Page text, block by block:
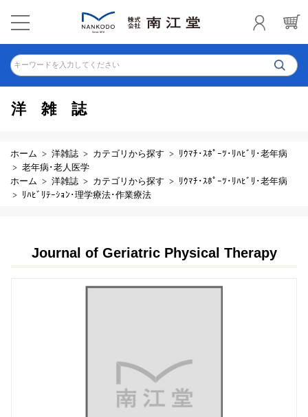
キーワードを入力してください
洋雑誌
ホーム 洋雑誌 カテゴリから探す
ﾘｳﾏﾁ･ｽﾎﾟｰﾂ･ﾘﾊﾋﾞﾘ･老年病
老年病･老人医学
ホーム
洋雑誌 カテゴリから探す
ﾘｳﾏﾁ･ｽﾎﾟｰﾂ･ﾘﾊﾋﾞﾘ･老年病
ﾘﾊﾋﾞﾘﾃｰｼｮﾝ･理学療法･作業療法
Journal of Geriatric Physical Therapy